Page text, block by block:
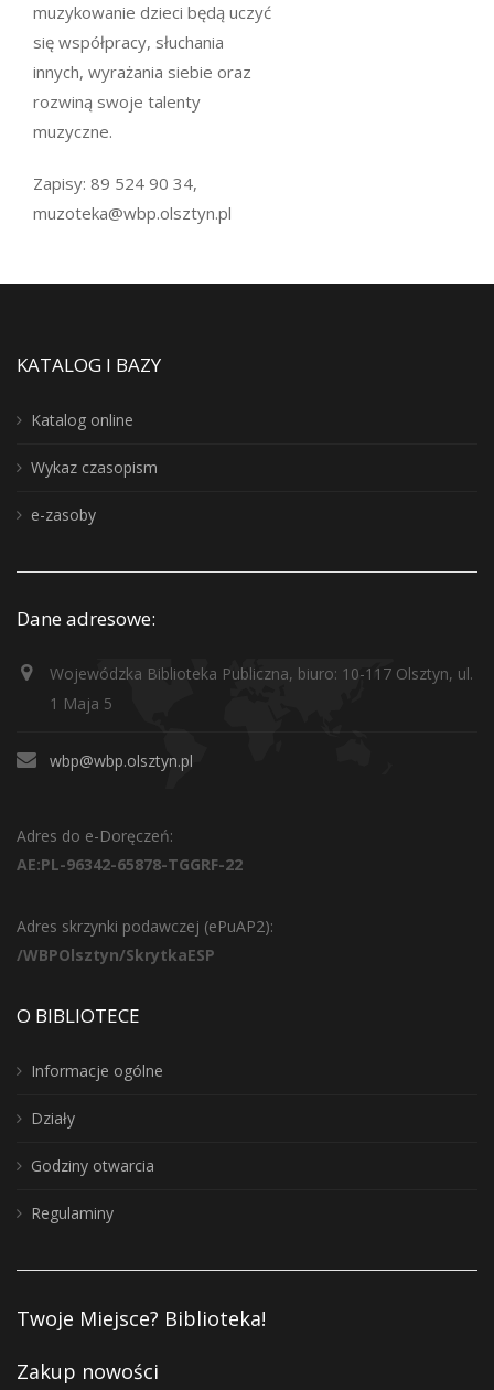
muzykowanie dzieci będą uczyć
się współpracy, słuchania
innych, wyrażania siebie oraz
rozwiną swoje talenty
muzyczne.
Zapisy: 89 524 90 34,
muzoteka@wbp.olsztyn.pl
KATALOG I BAZY
Katalog online
Wykaz czasopism
e-zasoby
Dane adresowe:
Wojewódzka Biblioteka Publiczna, biuro: 10-117 Olsztyn, ul.
1 Maja 5
wbp@wbp.olsztyn.pl
Adres do e-Doręczeń:
AE:PL-96342-65878-TGGRF-22
Adres skrzynki podawczej (ePuAP2):
/WBPOlsztyn/SkrytkaESP
O BIBLIOTECE
Informacje ogólne
Działy
Godziny otwarcia
Regulaminy
Twoje Miejsce? Biblioteka!
Zakup nowości